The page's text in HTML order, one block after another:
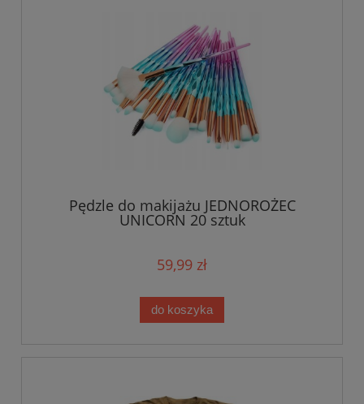
Pędzle do makijażu JEDNOROŻEC
UNICORN 20 sztuk
59,99 zł
do koszyka